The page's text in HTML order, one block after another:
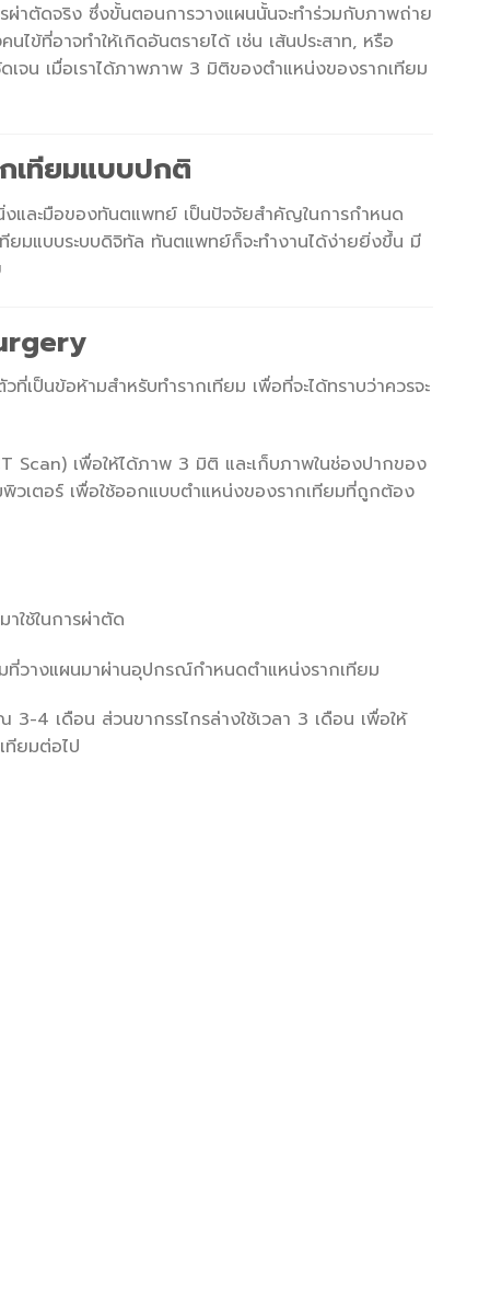
ผ่าตัดจริง ซึ่งขั้นตอนการวางแผนนั้นจะทำร่วมกับภาพถ่าย
ข้ที่อาจทำให้เกิดอันตรายได้ เช่น เส้นประสาท, หรือ
เจน เมื่อเราได้ภาพภาพ 3 มิติของตำแหน่งของรากเทียม
เทียมแบบปกติ
และมือของทันตแพทย์ เป็นปัจจัยสำคัญในการกำหนด
ยมแบบระบบดิจิทัล ทันตแพทย์ก็จะทำงานได้ง่ายยิ่งขึ้น มี
เป็นข้อห้ามสำหรับทำรากเทียม เพื่อที่จะได้ทราบว่าควรจะ
เพื่อให้ได้ภาพ 3 มิติ และเก็บภาพในช่องปากของ
วเตอร์ เพื่อใช้ออกแบบตำแหน่งของรากเทียมที่ถูกต้อง
ใช้ในการผ่าตัด
ที่วางแผนมาผ่านอุปกรณ์กำหนดตำแหน่งรากเทียม
3-4 เดือน ส่วนขากรรไกรล่างใช้เวลา 3 เดือน เพื่อให้
ทียมต่อไป